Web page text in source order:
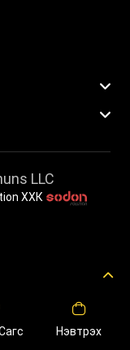
Нэвтрэх
Khuns LLC
ХХК